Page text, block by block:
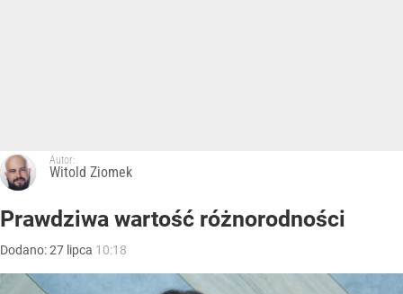
Autor:
Witold Ziomek
Prawdziwa wartość różnorodności
Dodano:27 lipca 10:18